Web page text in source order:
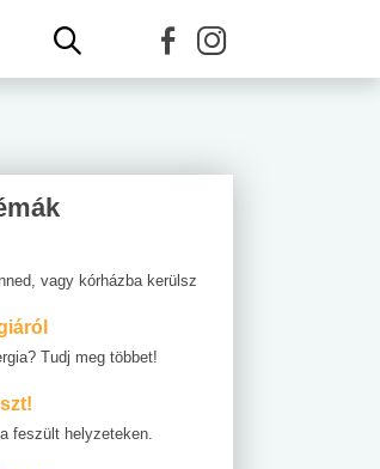
vagy kórházba kerülsz
Tudj meg többet!
feszült helyzeteken.